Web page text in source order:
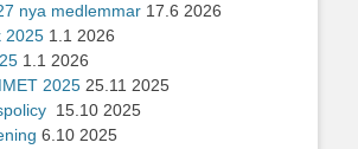
nya medlemmar 17.6 2026
2025 1.1 2026
1.1 2026
2025 25.11 2025
15.10 2025
6.10 2025